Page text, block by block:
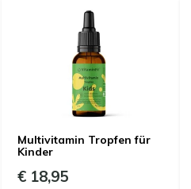
Multivitamin Tropfen für
Kinder
€ 18,95